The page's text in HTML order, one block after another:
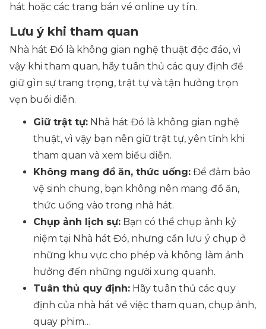
hát hoặc các trang bán vé online uy tín.
Lưu ý khi tham quan
Nhà hát Đó là không gian nghệ thuật độc đáo, vì
vậy khi tham quan, hãy tuân thủ các quy định để
giữ gìn sự trang trọng, trật tự và tận hưởng trọn
vẹn buổi diễn.
Giữ trật tự: Nhà hát Đó là không gian nghệ
thuật, vì vậy bạn nên giữ trật tự, yên tĩnh khi
tham quan và xem biểu diễn.
Không mang đồ ăn, thức uống: Để đảm bảo
vệ sinh chung, bạn không nên mang đồ ăn,
thức uống vào trong nhà hát.
Chụp ảnh lịch sự: Bạn có thể chụp ảnh kỷ
niệm tại Nhà hát Đó, nhưng cần lưu ý chụp ở
những khu vực cho phép và không làm ảnh
hưởng đến những người xung quanh.
Tuân thủ quy định: Hãy tuân thủ các quy
định của nhà hát về việc tham quan, chụp ảnh,
quay phim…